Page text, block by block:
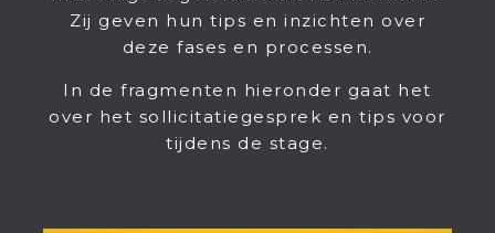
Zij geven hun tips en inzichten over
deze fases en processen.
In de fragmenten hieronder gaat het
over het sollicitatiegesprek en tips voor
tijdens de stage.